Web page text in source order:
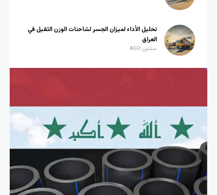
تحليل الأداء لميزان الجسر لشاحنات الوزن الثقيل في
العراق
سنتين AGO